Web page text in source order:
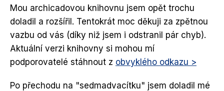
Mou archicadovou knihovnu jsem opět trochu
doladil a rozšířil. Tentokrát moc děkuji za zpětnou
vazbu od vás (díky niž jsem i odstranil pár chyb).
Aktuální verzi knihovny si mohou mí
podporovatelé stáhnout z obvyklého odkazu >
Po přechodu na "sedmadvacítku" jsem doladil mé